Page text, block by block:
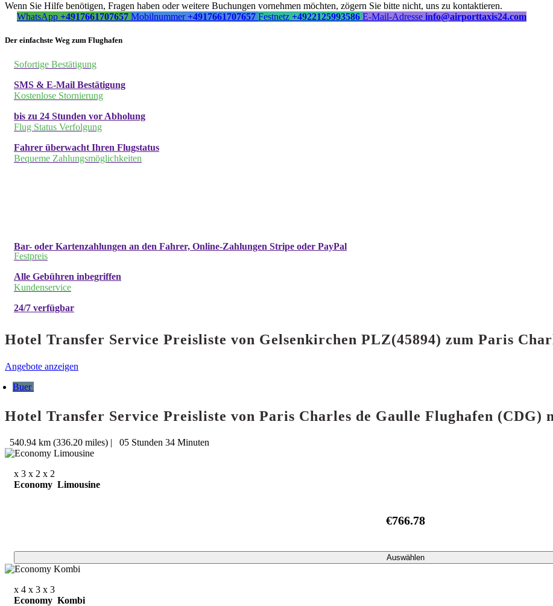
Wenn Sie Hilfe benötigen, Fragen haben oder weitere Buchungen vornehmen möchten, zögern Sie bitte nicht, uns zu kontaktieren.
WhatsApp +4917661707657 Mobilnummer +4917661707657 Festnetz +4922125993586 E-Mail-Adresse info@airporttaxis24.com
Der einfachste Weg zum Flughafen
Sofortige Bestätigung
SMS & E-Mail Bestätigung
Kostenlose Stornierung
bis zu 24 Stunden vor Abholung
Flug Status Verfolgung
Fahrer überwacht Ihren Flugstatus
Bequeme Zahlungsmöglichkeiten
Bar- oder Kartenzahlungen an den Fahrer, Online-Zahlungen Stripe oder PayPal
Festpreis
Alle Gebühren inbegriffen
Kundenservice
24/7 verfügbar
Hotel Transfer Service Preisliste von Gelsenkirchen PLZ(45894) zum Paris
Angebote anzeigen
Buer
Hotel Transfer Service Preisliste von Paris Charles de Gaulle Flughafen (CDG)
540.94 km (336.20 miles) | 05 Stunden 34 Minuten
x 3 x 2 x 2
Economy Limousine
€766.78
Auswählen
x 4 x 3 x 3
Economy Kombi